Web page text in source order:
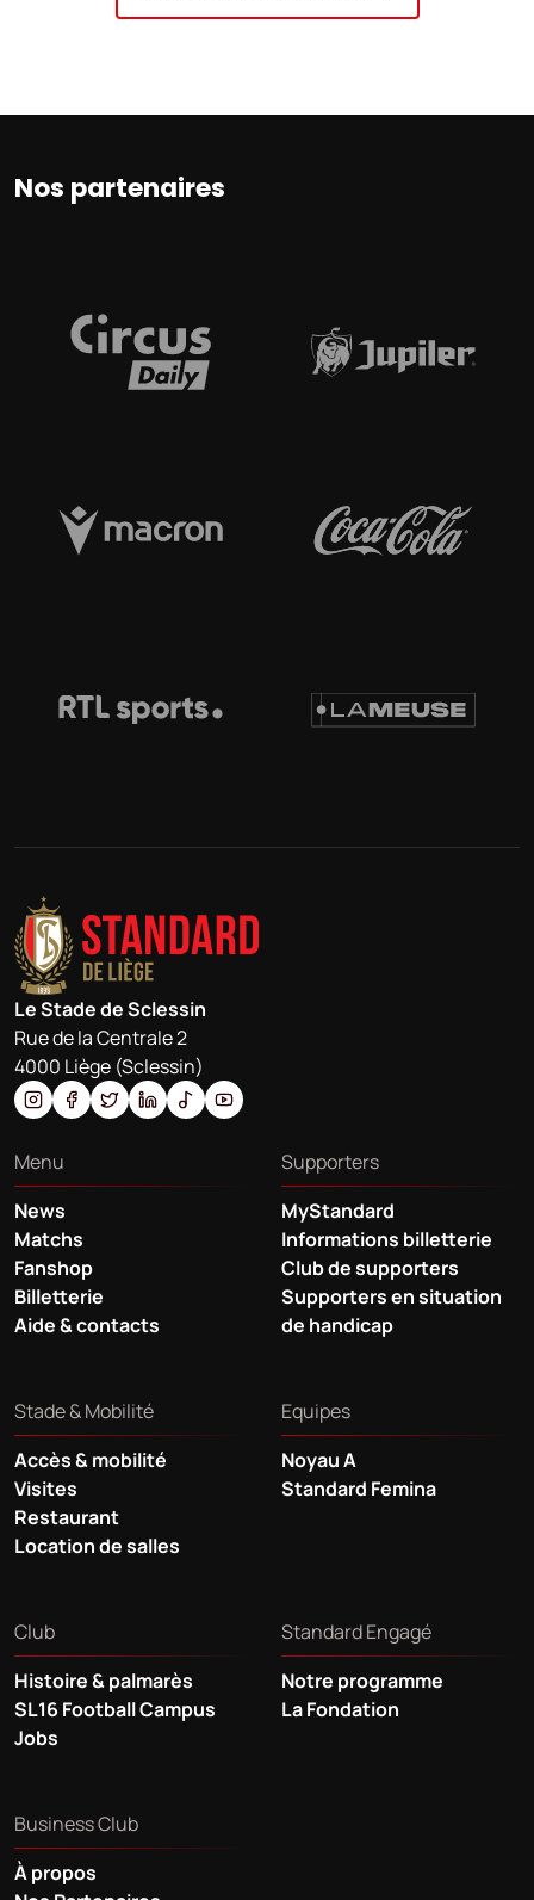
Nos partenaires
Le Stade de Sclessin
Rue de la Centrale 2
4000 Liège (Sclessin)
Menu
News
Matchs
Fanshop
Billetterie
Aide & contacts
Supporters
MyStandard
Informations billetterie
Club de supporters
Supporters en situation
de handicap
Stade & Mobilité
Accès & mobilité
Visites
Restaurant
Location de salles
Equipes
Noyau A
Standard Femina
Club
Histoire & palmarès
SL16 Football Campus
Jobs
Standard Engagé
Notre programme
La Fondation
Business Club
À propos